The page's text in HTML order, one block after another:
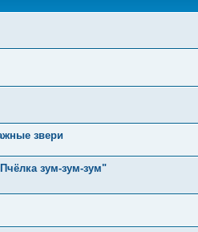
звери
зум-зум-зум"